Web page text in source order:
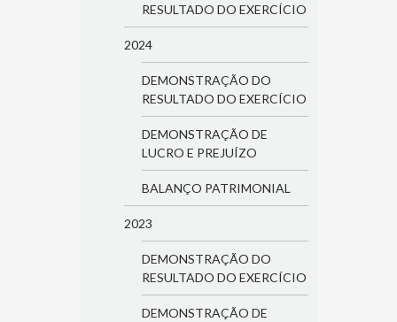
RESULTADO DO EXERCÍCIO
2024
DEMONSTRAÇÃO DO
RESULTADO DO EXERCÍCIO
DEMONSTRAÇÃO DE
LUCRO E PREJUÍZO
BALANÇO PATRIMONIAL
2023
DEMONSTRAÇÃO DO
RESULTADO DO EXERCÍCIO
DEMONSTRAÇÃO DE